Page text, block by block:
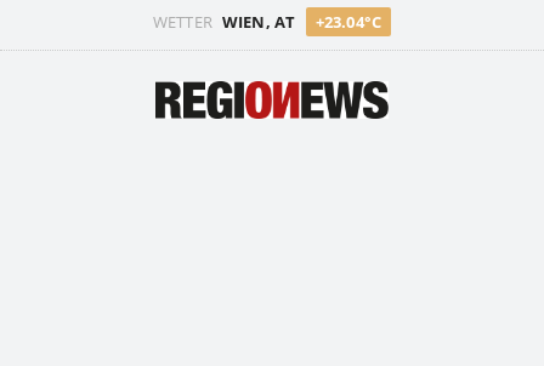
WETTER WIEN, AT +23.04°C